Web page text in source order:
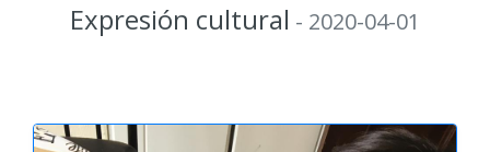
Expresión cultural - 2020-04-01